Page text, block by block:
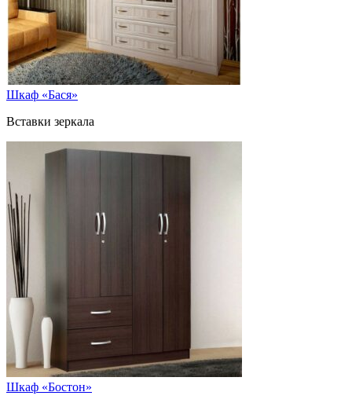
Шкаф «Бася»
Вставки зеркала
Шкаф «Бостон»